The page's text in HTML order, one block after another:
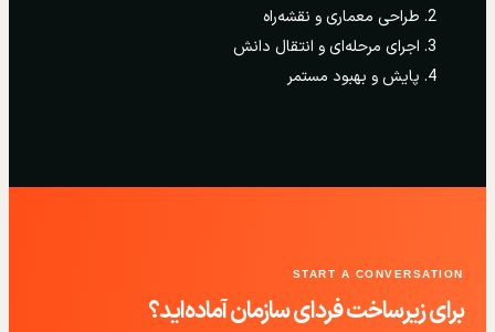
طراحی معماری و نقشه‌راه
اجرای مرحله‌ای و انتقال دانش
پایش و بهبود مستمر
START A CONVERSATION
برای زیرساخت فردای سازمان آماده‌اید؟